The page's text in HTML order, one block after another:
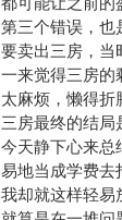
第三个错误，
要卖出三房，当
一来觉得三房的
太麻烦，懒得
三房最终的结局
今天静下心来总
易地当成学费去
我却就这样轻易